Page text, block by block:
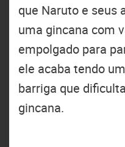
que Naruto e seus
uma gincana com
empolgado para
ele acaba tendo
barriga que
gincana.